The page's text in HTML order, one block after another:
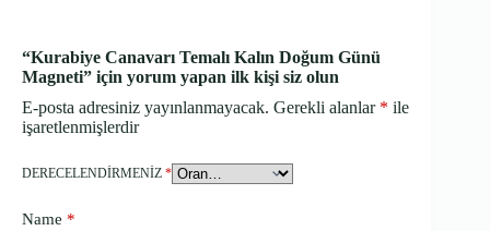
“Kurabiye Canavarı Temalı Kalın Doğum Günü
Magneti” için yorum yapan ilk kişi siz olun
E-posta adresiniz yayınlanmayacak. Gerekli alanlar * ile
işaretlenmişlerdir
DERECELENDIRMENIZ *
Name *